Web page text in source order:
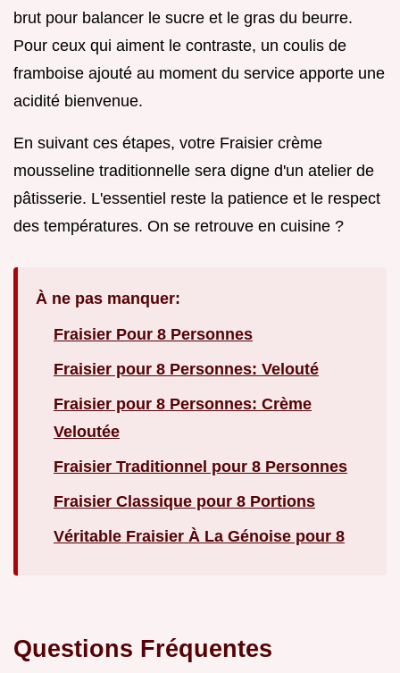
brut pour balancer le sucre et le gras du beurre.
Pour ceux qui aiment le contraste, un coulis de
framboise ajouté au moment du service apporte une
acidité bienvenue.
En suivant ces étapes, votre Fraisier crème
mousseline traditionnelle sera digne d'un atelier de
pâtisserie. L'essentiel reste la patience et le respect
des températures. On se retrouve en cuisine ?
À ne pas manquer:
Fraisier Pour 8 Personnes
Fraisier pour 8 Personnes: Velouté
Fraisier pour 8 Personnes: Crème
Veloutée
Fraisier Traditionnel pour 8 Personnes
Fraisier Classique pour 8 Portions
Véritable Fraisier À La Génoise pour 8
Questions Fréquentes